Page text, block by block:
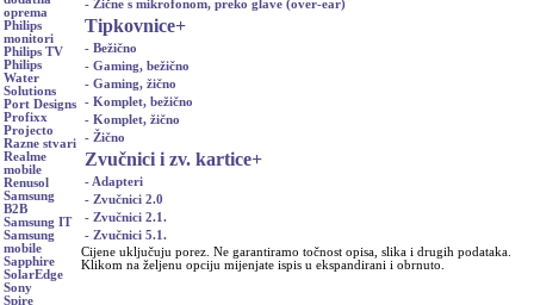
oprema
Philips
monitori
Philips TV
Philips
Water
Solutions
Port Designs
Profixx
Projecto
Razne stvari
Realme
mobile
Renusol
Samsung
B2B
Samsung IT
Samsung
mobile
Sapphire
SolarEdge
Sony
Spire
- Žične s mikrofonom, preko glave (over-ear)
Tipkovnice+
- Bežično
- Gaming, bežično
- Gaming, žično
- Komplet, bežično
- Komplet, žično
- Žično
Zvučnici i zv. kartice+
- Adapteri
- Zvučnici 2.0
- Zvučnici 2.1.
- Zvučnici 5.1.
Cijene uključuju porez. Ne garantiramo točnost opisa, slika i drugih podataka.
Klikom na željenu opciju mijenjate ispis u ekspandirani i obrnuto.